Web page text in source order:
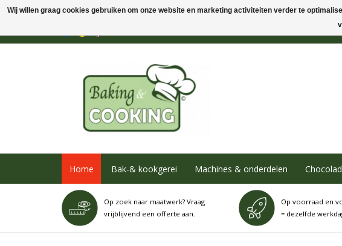
Home Bak-& kookgerei Machines & onderdelen
Op zoek naar maatwerk? Vraag
vrijblijvend een offerte aan.
Op voorraad en
= dezelfde
Wij willen graag cookies gebruiken om onze website en marketing activiteiten verder te